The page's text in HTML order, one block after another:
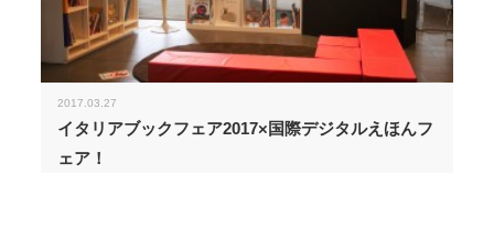
2017.03.27
イタリアブックフェア2017×国際デジタルえほんフ
ェア！